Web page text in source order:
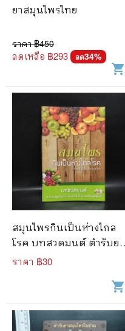
ยาสมุนไพรไทย
ราคา ฿450
ลดเหลือ ฿293 ลด34%
shopping_cart
สมุนไพรกินเป็นห่างไกล
โรค บทสวดมนต์ ตำรับยา
สมุนไพรจากธรรมชาติ
ราคา ฿30
shopping_cart